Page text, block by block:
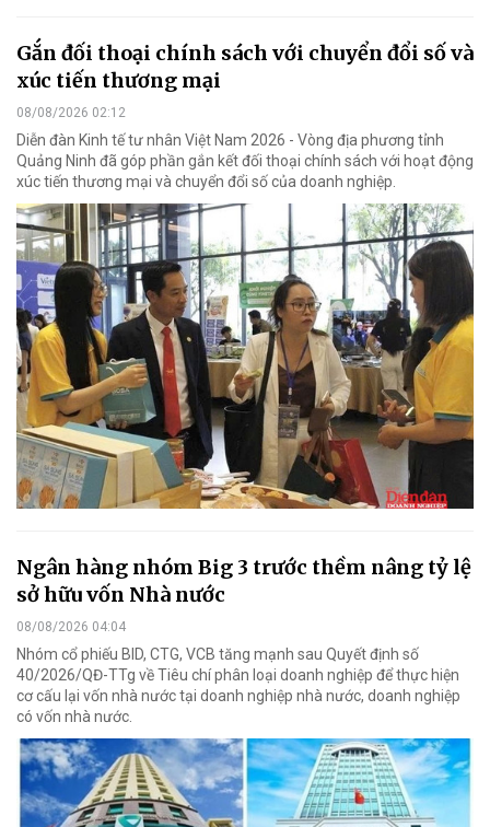
Gắn đối thoại chính sách với chuyển đổi số và
xúc tiến thương mại
08/08/2026 02:12
Diễn đàn Kinh tế tư nhân Việt Nam 2026 - Vòng địa phương tỉnh
Quảng Ninh đã góp phần gắn kết đối thoại chính sách với hoạt động
xúc tiến thương mại và chuyển đổi số của doanh nghiệp.
Ngân hàng nhóm Big 3 trước thềm nâng tỷ lệ
sở hữu vốn Nhà nước
08/08/2026 04:04
Nhóm cổ phiếu BID, CTG, VCB tăng mạnh sau Quyết định số
40/2026/QĐ-TTg về Tiêu chí phân loại doanh nghiệp để thực hiện
cơ cấu lại vốn nhà nước tại doanh nghiệp nhà nước, doanh nghiệp
có vốn nhà nước.